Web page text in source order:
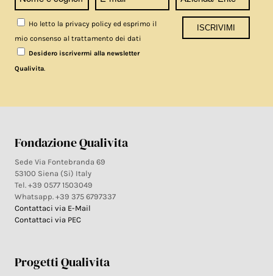
Ho letto la privacy policy ed esprimo il
mio consenso al trattamento dei dati
Desidero iscrivermi alla newsletter
Qualivita
Fondazione Qualivita
Sede Via Fontebranda 69
53100 Siena (Si) Italy
Tel. +39 0577 1503049
Whatsapp. +39 375 6797337
Contattaci via E-Mail
Contattaci via PEC
Progetti Qualivita